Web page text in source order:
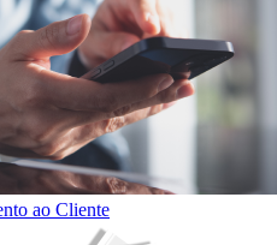
ao Cliente